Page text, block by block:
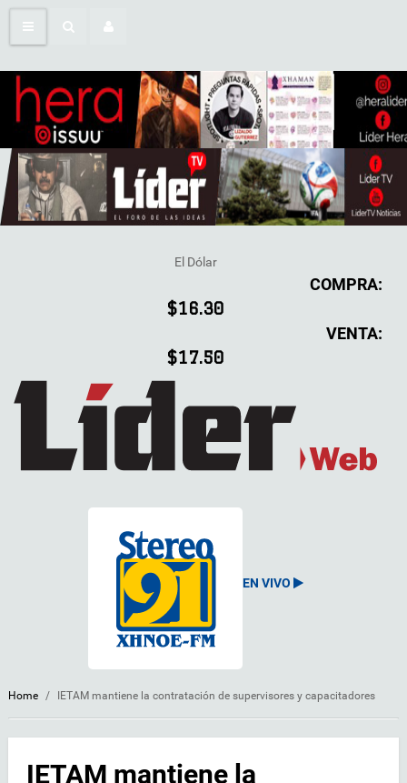
El Dólar
COMPRA:
$16.30
VENTA:
$17.50
EN VIVO
Home / IETAM mantiene la contratación de supervisores y capacitadores
IETAM mantiene la